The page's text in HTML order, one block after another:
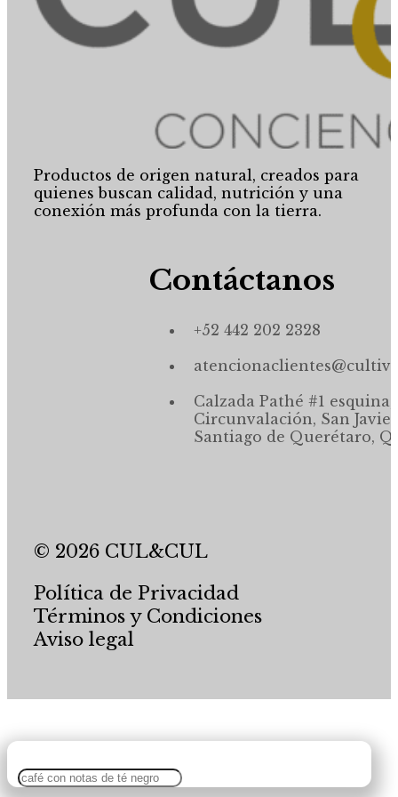
Productos de origen natural, creados para
quienes buscan calidad, nutrición y una
conexión más profunda con la tierra.
Contáctanos
+52 442 202 2328
Calzada Pathé #1 esquina,
Circunvalación, San
Santiago de Querétaro,
© 2026 CUL&CUL
Política de Privacidad
Términos y Condiciones
Aviso legal